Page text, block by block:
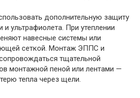
дополнительную защиту
и ультрафиолета. При утеплении
навесные системы или
сеткой. Монтаж ЭППС и
тщательной
монтажной пеной или лентами —
тепла через щели.